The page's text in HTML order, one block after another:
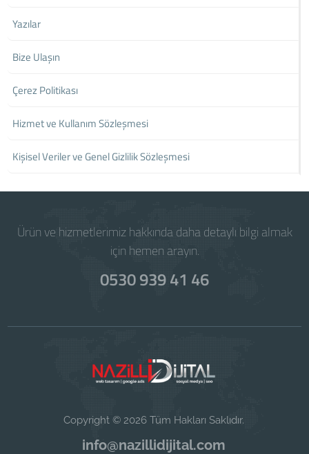
Yazılar
Bize Ulaşın
Çerez Politikası
Hizmet ve Kullanım Sözleşmesi
Kişisel Veriler ve Genel Gizlilik Sözleşmesi
Ürün ve hizmetlerimiz hakkında daha detaylı bilgi almak
için hemen arayın.
0530 939 41 46
Copyright © 2026 Tüm Hakları Saklıdır.
info@nazillidijital.com